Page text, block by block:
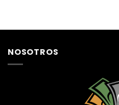
NOSOTROS